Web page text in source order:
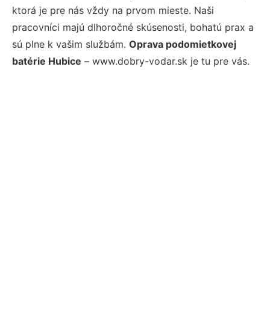
ktorá je pre nás vždy na prvom mieste. Naši
pracovníci majú dlhoročné skúsenosti, bohatú prax a
sú plne k vašim službám. Oprava podomietkovej
batérie Hubice – www.dobry-vodar.sk je tu pre vás.